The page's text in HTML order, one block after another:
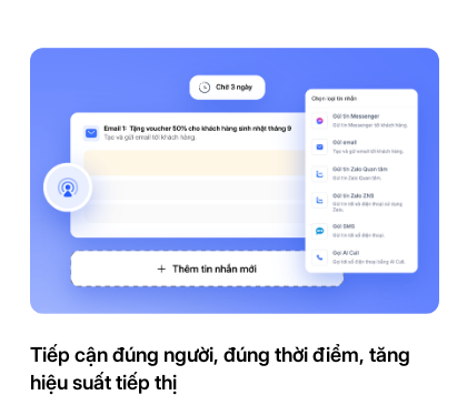
Tiếp cận đúng người, đúng thời điểm, tăng
hiệu suất tiếp thị